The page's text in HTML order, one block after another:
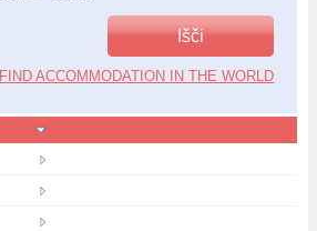
FIND ACCOMMODATION IN THE WORLD